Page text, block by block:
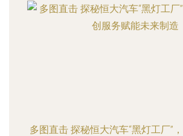
多图直击 探秘恒大汽车“黑灯工厂”